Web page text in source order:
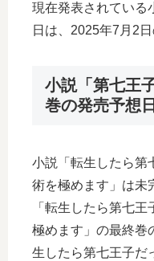
現在発表されている
日は、2025年7月2
小説「第七王
巻の発売予想
小説「転生したら第
術を極めます」は未
「転生したら第七
極めます」の最終巻
生したら第七王子だ